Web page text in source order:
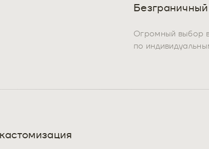
Огромный выбор
по